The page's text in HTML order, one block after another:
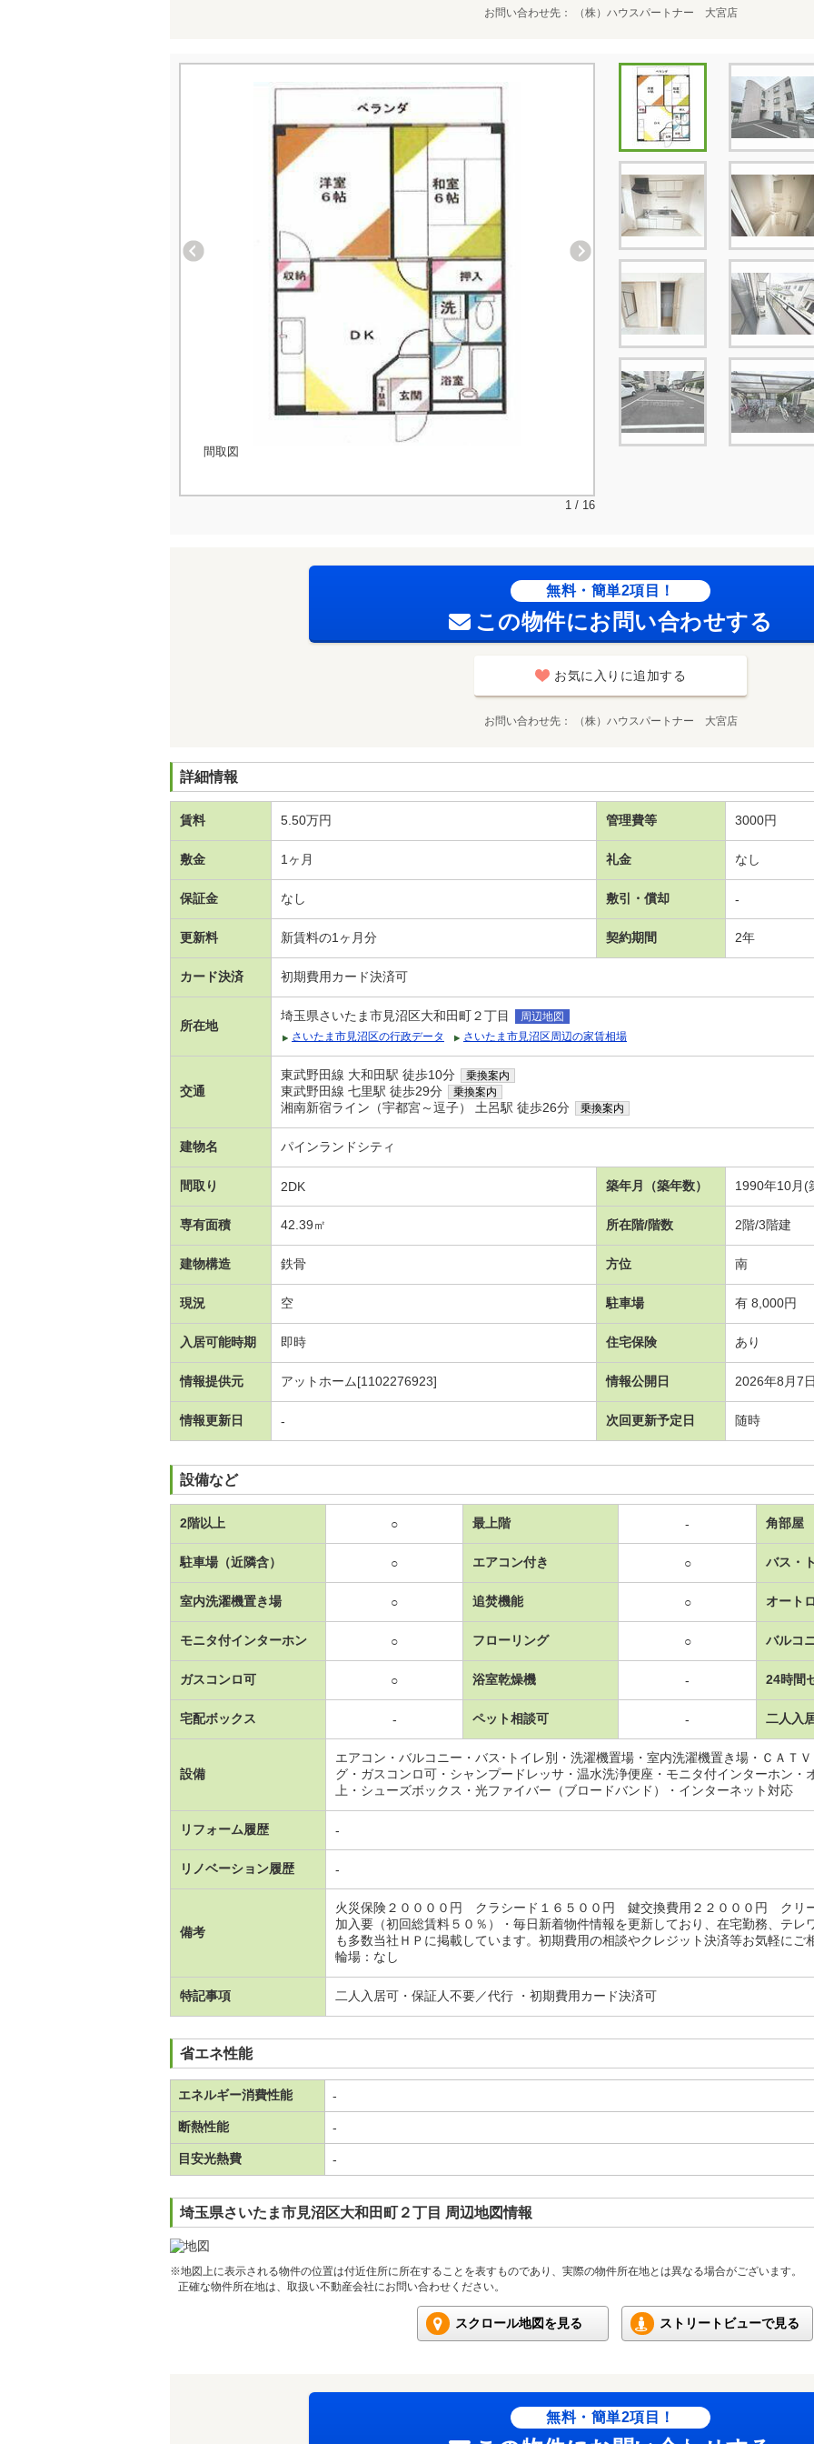
お問い合わせ先 （株）ハウスパートナー 大宮店
間取図
1 / 16
無料・簡単2項目！
この物件にお問い合わせする
お気に入りに追加する
お問い合わせ先 （株）ハウスパートナー 大宮店
詳細情報
賃料 5.50万円 管理費等 3000円
敷金 1ヶ月 礼金 なし
保証金 なし 敷引・償却 -
更新料 新賃料の1ヶ月分 契約期間 2年
カード決済 初期費用カード決済可
所在地
埼玉県さいたま市見沼区大和田町２丁目
周辺地図
さいたま市見沼区の行政データ
さいたま市見沼区周辺の家賃相場
交通
東武野田線 大和田駅 徒歩10分 乗換案内
東武野田線 七里駅 徒歩29分 乗換案内
湘南新宿ライン（宇都宮～逗子） 土呂駅 徒歩26分 乗換案内
建物名 パインランドシティ
間取り 2DK 築年月（築年数） 1990年10月(
専有面積 42.39㎡ 所在階/階数 2階/3階建
建物構造 鉄骨 方位 南
現況 空 駐車場 有 8,000円
入居可能時期 即時 住宅保険 あり
情報提供元 アットホーム[1102276923] 情報公開日 2026年8月7日
情報更新日 - 次回更新予定日 随時
設備など
2階以上 ○ 最上階 - 角部屋
駐車場（近隣含） ○ エアコン付き ○ バス・
室内洗濯機置き場 ○ 追焚機能 ○ オート
モニタ付インターホン ○ フローリング ○ バルコ
ガスコンロ可 ○ 浴室乾燥機 - 24時間
宅配ボックス - ペット相談可 - 二人入
設備
エアコン・バルコニー・バス･トイレ別・洗濯機置場・室内洗濯機置き場・ＣＡＴ
グ・ガスコンロ可・シャンプードレッサ・温水洗浄便座・モニタ付インターホン・
上・シューズボックス・光ファイバー（ブロードバンド）・インターネット対応
リフォーム履歴 -
リノベーション履歴 -
備考
火災保険２００００円 クラシード１６５００円 鍵交換費用２２０００円 クリー
加入要（初回総賃料５０％）・毎日新着物件情報を更新しており、在宅勤務、テレ
も多数当社ＨＰに掲載しています。初期費用の相談やクレジット決済等お気軽にご
輪場：なし
特記事項 二人入居可・保証人不要／代行 ・初期費用カード決済可
省エネ性能
エネルギー消費性能 -
断熱性能 -
目安光熱費 -
埼玉県さいたま市見沼区大和田町２丁目 周辺地図情報
※地図上に表示される物件の位置は付近住所に所在することを表すものであり、実際の物件所在地とは異なる場合がございます。
正確な物件所在地は、取扱い不動産会社にお問い合わせください。
スクロール地図を見る ストリートビューで見る
無料・簡単2項目！